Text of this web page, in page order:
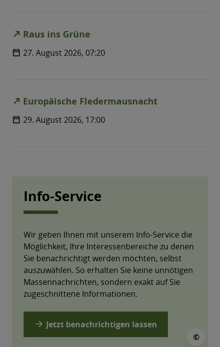
Info-Service
Wir geben Ihnen mit unserem Info-Service die
Möglichkeit, Ihre Interessenbereiche zu denen
Sie benachrichtigt werden möchten, selbst
auszuwählen. So erhalten Sie keine unnötigen
Massennachrichten, sondern exakt auf Sie
zugeschnittene Informationen.
arrow_forward Jetzt benachrichtigen lassen
©